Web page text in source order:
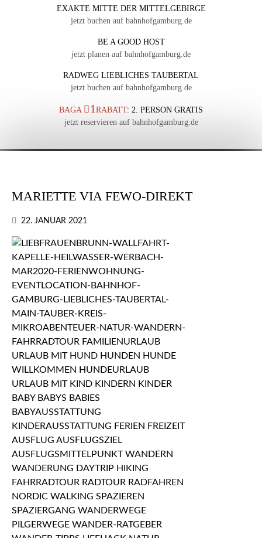
EXAKTE MITTE DER MITTELGEBIRGE
jetzt buchen auf bahnhofgamburg.de
BE A GOOD HOST
jetzt planen auf bahnhofgamburg.de
RADWEG LIEBLICHES TAUBERTAL
jetzt buchen auf bahnhofgamburg.de
BAGA 1 RABATT: 2. PERSON GRATIS
jetzt reservieren auf bahnhofgamburg.de
MARIETTE VIA FEWO-DIREKT
22. JANUAR 2021